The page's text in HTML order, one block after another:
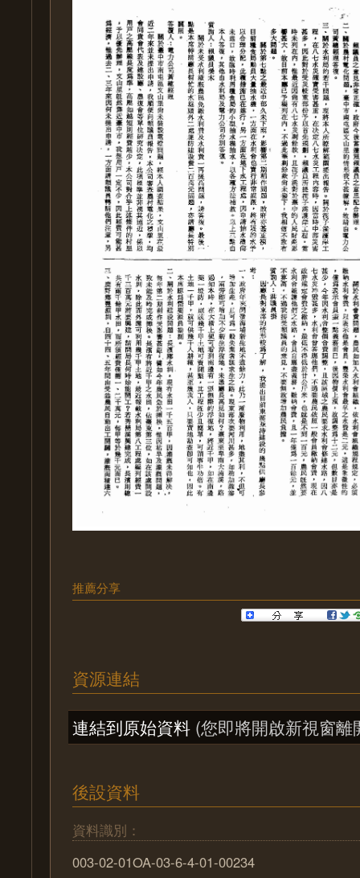
推薦分享
資源連結
連結到原始資料 (您即將開啟新視窗離
後設資料
資料識別：
003-02-01OA-03-6-4-01-00234